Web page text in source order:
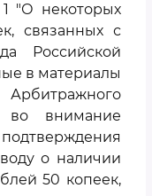
"О некоторых
связанных с
Российской
в материалы
Арбитражного
во внимание
о наличии
50 копеек,